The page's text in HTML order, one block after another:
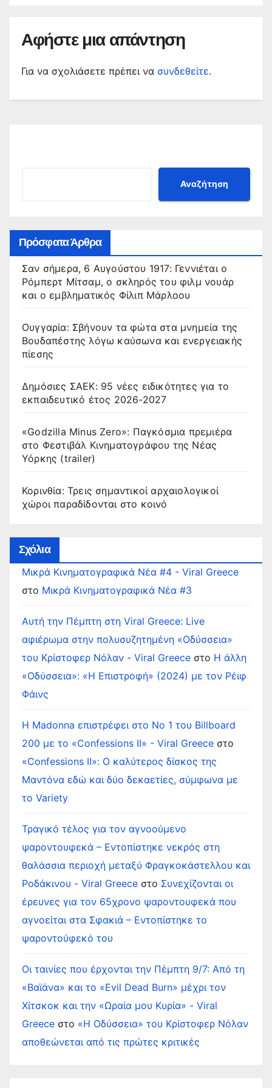
Αφήστε μια απάντηση
Για να σχολιάσετε πρέπει να συνδεθείτε.
Αναζήτηση
Πρόσφατα Άρθρα
Σαν σήμερα, 6 Αυγούστου 1917: Γεννιέται ο
Ρόμπερτ Μίτσαμ, ο σκληρός του φιλμ νουάρ
και ο εμβληματικός Φίλιπ Μάρλοου
Ουγγαρία: Σβήνουν τα φώτα στα μνημεία της
Βουδαπέστης λόγω καύσωνα και ενεργειακής
πίεσης
Δημόσιες ΣΑΕΚ: 95 νέες ειδικότητες για το
εκπαιδευτικό έτος 2026-2027
«Godzilla Minus Zero»: Παγκόσμια πρεμιέρα
στο Φεστιβάλ Κινηματογράφου της Νέας
Υόρκης (trailer)
Κορινθία: Τρεις σημαντικοί αρχαιολογικοί
χώροι παραδίδονται στο κοινό
Σχόλια
Μικρά Κινηματογραφικά Νέα #4 - Viral Greece
στο Μικρά Κινηματογραφικά Νέα #3
Αυτή την Πέμπτη στη Viral Greece: Live
αφιέρωμα στην πολυσυζητημένη «Οδύσσεια»
του Κρίστοφερ Νόλαν - Viral Greece στο Η άλλη
«Οδύσσεια»: «Η Επιστροφή» (2024) με τον Ρέιφ
Φάινς
Η Madonna επιστρέφει στο Νο 1 του Billboard
200 με το «Confessions II» - Viral Greece στο
«Confessions II»: Ο καλύτερος δίσκος της
Μαντόνα εδώ και δύο δεκαετίες, σύμφωνα με
το Variety
Τραγικό τέλος για τον αγνοούμενο
ψαροντουφεκά – Εντοπίστηκε νεκρός στη
θαλάσσια περιοχή μεταξύ Φραγκοκάστελλου και
Ροδάκινου - Viral Greece στο Συνεχίζονται οι
έρευνες για τον 65χρονο ψαροντουφεκά που
αγνοείται στα Σφακιά – Εντοπίστηκε το
ψαροντούφεκό του
Οι ταινίες που έρχονται την Πέμπτη 9/7: Από τη
«Βαϊάνα» και το «Evil Dead Burn» μέχρι τον
Χίτσκοκ και την «Ωραία μου Κυρία» - Viral
Greece στο «Η Οδύσσεια» του Κρίστοφερ Νόλαν
αποθεώνεται από τις πρώτες κριτικές